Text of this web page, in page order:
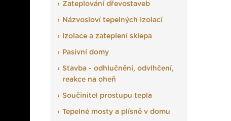
Zateplování dřevostaveb
Názvosloví tepelných izolací
Izolace a zateplení sklepa
Pasivní domy
Stavba - odhlučnění, odvlhčení,
reakce na oheň
Součinitel prostupu tepla
Tepelné mosty a plísně v domu